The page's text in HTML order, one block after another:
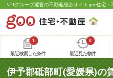
NTTグループ運営の不動産総合サイト goo住宅・
1
最近検索した条件
0
最近見た物件
伊予郡砥部町(愛媛県)の